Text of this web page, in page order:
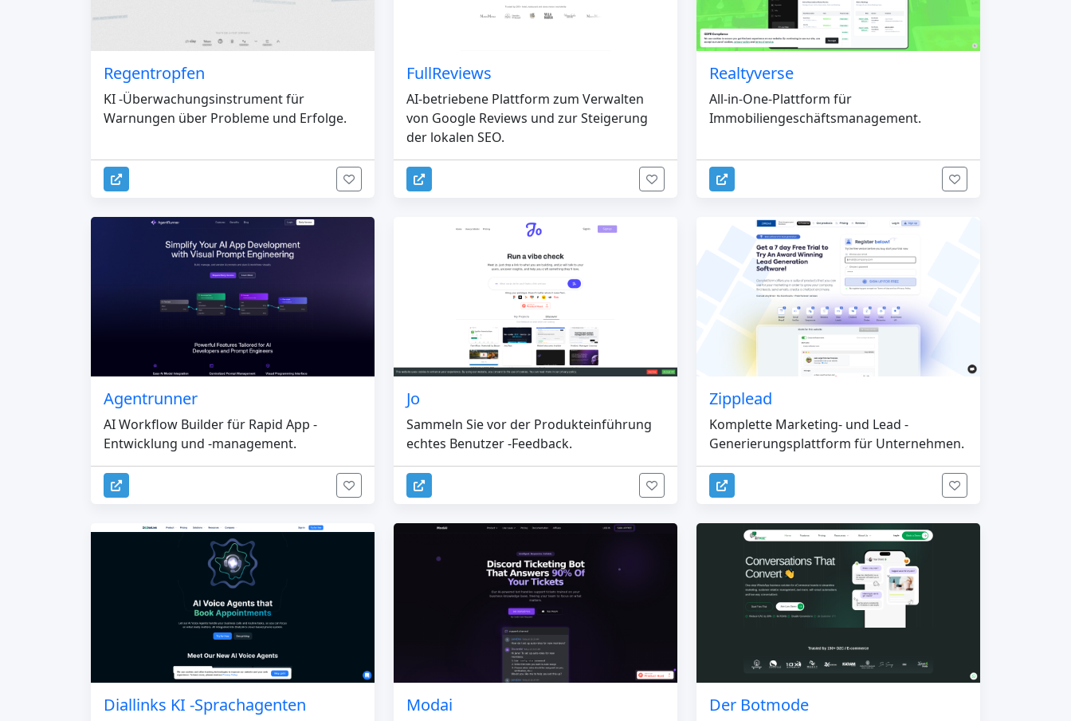
Regentropfen
KI -Überwachungsinstrument für
Warnungen über Probleme und Erfolge.
FullReviews
AI-betriebene Plattform zum Verwalten
von Google Reviews und zur Steigerung
der lokalen SEO.
Realtyverse
All-in-One-Plattform für
Immobiliengeschäftsmanagement.
Agentrunner
AI Workflow Builder für Rapid App -
Entwicklung und -management.
Jo
Sammeln Sie vor der Produkteinführung
echtes Benutzer -Feedback.
Zipplead
Komplette Marketing- und Lead -
Generierungsplattform für Unternehmen.
Diallinks KI -Sprachagenten Modai Der Botmode